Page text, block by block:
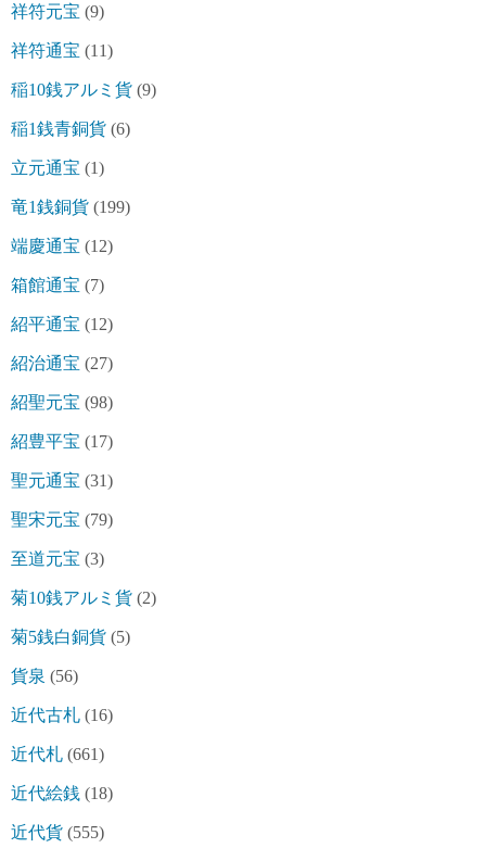
祥符元宝 (9)
祥符通宝 (11)
稲10銭アルミ貨 (9)
稲1銭青銅貨 (6)
立元通宝 (1)
竜1銭銅貨 (199)
端慶通宝 (12)
箱館通宝 (7)
紹平通宝 (12)
紹治通宝 (27)
紹聖元宝 (98)
紹豊平宝 (17)
聖元通宝 (31)
聖宋元宝 (79)
至道元宝 (3)
菊10銭アルミ貨 (2)
菊5銭白銅貨 (5)
貨泉 (56)
近代古札 (16)
近代札 (661)
近代絵銭 (18)
近代貨 (555)